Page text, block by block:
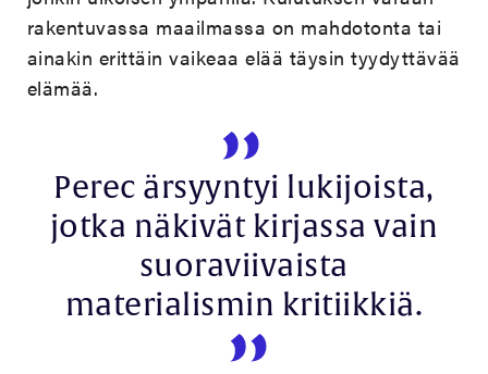
rakentuvassa maailmassa on mahdotonta tai
ainakin erittäin vaikeaa elää täysin tyydyttävää
elämää.
Perec ärsyyntyi lukijoista,
jotka näkivät kirjassa vain
suoraviivaista
materialismin kritiikkiä.